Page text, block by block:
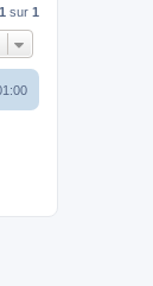
t
1 sur 1